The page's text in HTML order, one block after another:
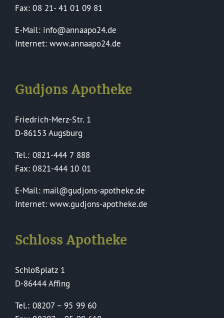
Fax: 08 21- 41 01 09 81
E-Mail: info@annaapo24.de
Internet: www.annaapo24.de
Gudjons Apotheke
Friedrich-Merz-Str. 1
D-86153 Augsburg
Tel.: 0821-444 7 888
Fax: 0821-444 10 01
E-Mail: mail@gudjons-apotheke.de
Internet: www.gudjons-apotheke.de
Schloss Apotheke
Schloßplatz 1
D-86444 Affing
Tel.: 08207 – 95 99 60